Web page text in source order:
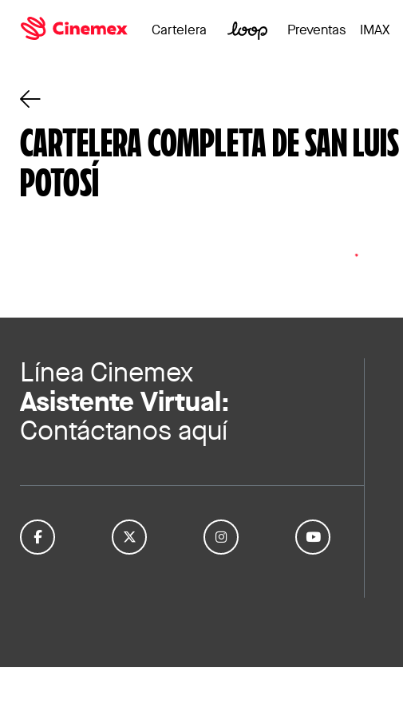
Cartelera Preventas IMAX
CARTELERA COMPLETA DE SAN LUIS
POTOSÍ
Línea Cinemex
Asistente Virtual:
Contáctanos aquí